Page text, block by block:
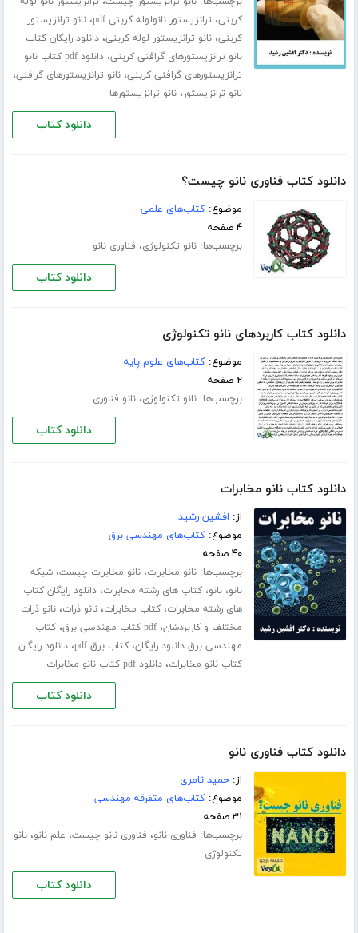
کربنی، ترانزیستور نانولوله کربنی pdf ،نانو ترانزیستور
کربنی،نانو ترانزیستور لوله کربنی،دانلود رایگان کتاب
نانو ترانزیستورهای گرافنی کربنی،
دانلود pdf کتاب نانو
ترانزیستورهای گرافنی کربنی،نانو ترانزیستورهای گرافنی،
نانو ترانزیستور،نانو ترانزیستورها
دانلود کتاب
دانلود کتاب فناوری نانو چیست؟
موضوع:کتاب‌های علمی
۴ صفحه
برچسب‌ها:نانو تکنولوژی، فناوری نانو
دانلود کتاب
دانلود کتاب کاربردهای نانو تکنولوژی
موضوع:کتاب‌های علوم پایه
۲ صفحه
برچسب‌ها:نانو تکنولوژی،نانو فناوری
دانلود کتاب
دانلود کتاب نانو مخابرات
از: افشین رشید
موضوع:کتاب‌های مهندسی برق
۴۰ صفحه
برچسب‌ها:نانو مخابرات،نانو مخابرات چیست،شبکه
نانو،نانو،کتاب های رشته مخابرات،دانلود رایگان کتاب
های رشته مخابرات،کتاب مخابرات،نانو ذرات،نانو ذرات
مختلف و کاربردشان،pdf کتاب مهندسی برق ،کتاب
مهندسی برق دانلود رایگان،کتاب برق pdf ،دانلود رایگان
کتاب نانو مخابرات،دانلود pdf کتاب نانو مخابرات
دانلود کتاب
دانلود کتاب فناوری نانو
از:حمید ثامری
موضوع:کتاب‌های متفرقه مهندسی
۳۱ صفحه
برچسب‌ها: فناوری نانو، فناوری نانو چیست، علم نانو،نانو
تکنولوژی
دانلود کتاب